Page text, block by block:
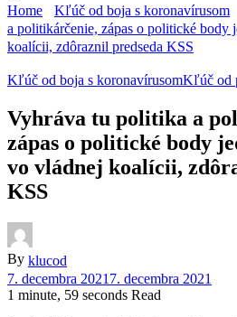
Home Kľúč od boja s koronavírusom
a politikárčenie, zápas o politické body
koalícii, zdôraznil predseda KSS
Kľúč od boja s koronavírusomKľúč od
Vyhráva tu politika a
zápas o politické body
vo vládnej koalícii,
KSS
By klucod
7. decembra 2021 7. decembra 2021
1 minute, 59 seconds Read